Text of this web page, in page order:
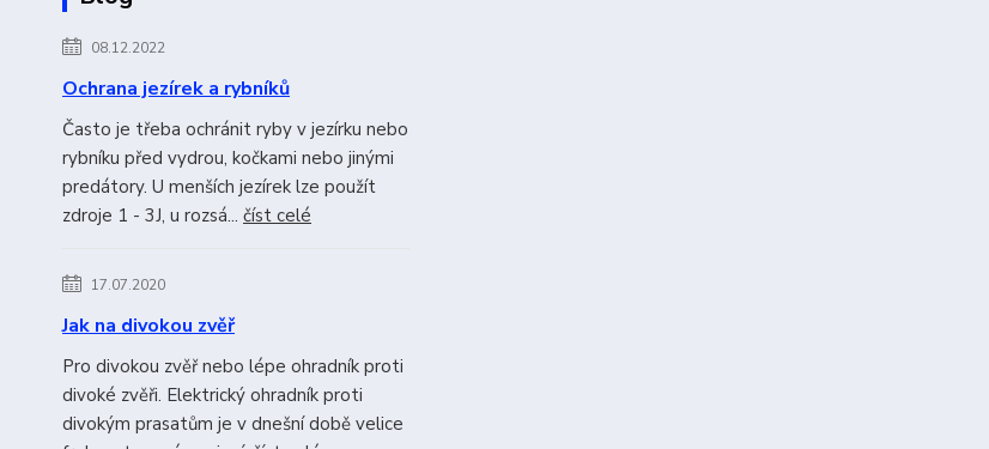
08.12.2022
Ochrana jezírek a rybníků
Často je třeba ochránit ryby v jezírku nebo
rybníku před vydrou, kočkami nebo jinými
predátory. U menších jezírek lze použít
zdroje 1 - 3J, u rozsá... číst celé
17.07.2020
Jak na divokou zvěř
Pro divokou zvěř nebo lépe ohradník proti
divoké zvěři. Elektrický ohradník proti
divokým prasatům je v dnešní době velice